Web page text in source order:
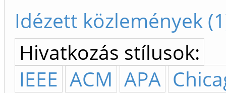
Idézett közlemények
Hivatkozás stílusok:
IEEE ACM APA